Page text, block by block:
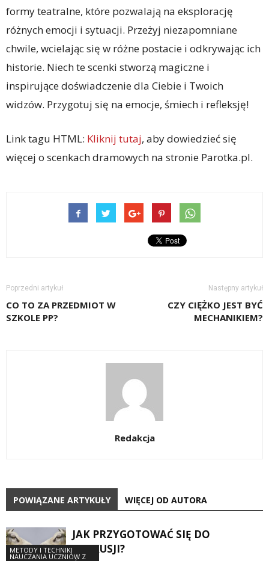
formy teatralne, które pozwalają na eksplorację
różnych emocji i sytuacji. Przeżyj niezapomniane
chwile, wcielając się w różne postacie i odkrywając ich
historie. Niech te scenki stworzą magiczne i
inspirujące doświadczenie dla Ciebie i Twoich
widzów. Przygotuj się na emocje, śmiech i refleksję!
Link tagu HTML: Kliknij tutaj, aby dowiedzieć się
więcej o scenkach dramowych na stronie Parotka.pl.
Poprzedni artykuł
CO TO ZA PRZEDMIOT W
SZKOLE PP?
Następny artykuł
CZY CIĘŻKO JEST BYĆ
MECHANIKIEM?
Redakcja
POWIĄZANE ARTYKUŁY WIĘCEJ OD AUTORA
METODY I TECHNIKI
NAUCZANIA UCZNIÓW Z
JAK PRZYGOTOWAĆ SIĘ DO
DYSKUSJI?